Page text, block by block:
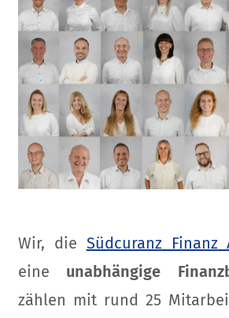
Wir, die Südcuranz Finanz
eine unabhängige
zählen mit rund 25